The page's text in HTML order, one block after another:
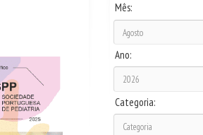
Mês:
Ano:
Categoria: